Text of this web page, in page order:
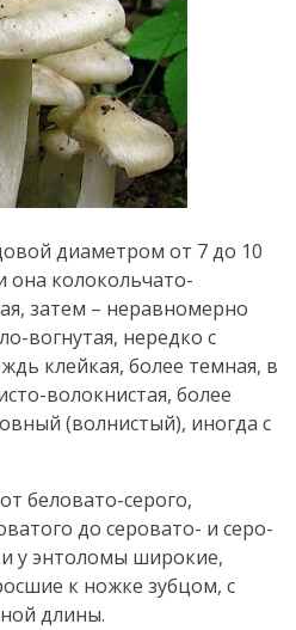
диаметром от 7 до 10
она колокольчато-
затем – неравномерно
вогнутая, нередко с
клейкая, более темная, в
волокнистая, более
(волнистый), иногда с
беловато-серого,
до серовато- и серо-
у энтоломы широкие,
к ножке зубцом, с
длины.